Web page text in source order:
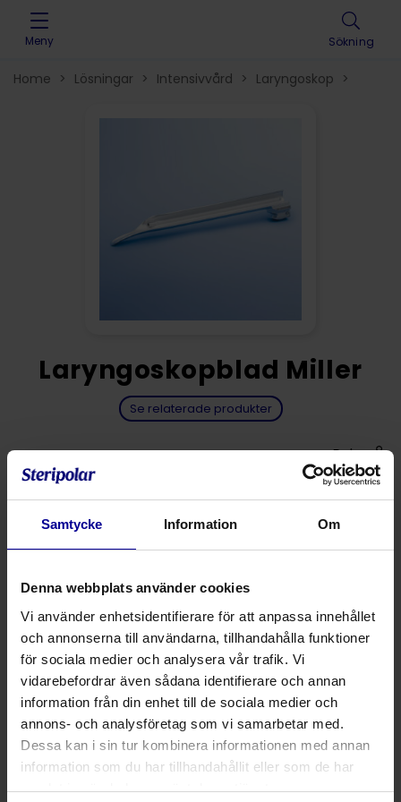
Samtycke Information Om
Denna webbplats använder cookies
Vi använder enhetsidentifierare för att anpassa innehållet
och annonserna till användarna, tillhandahålla funktioner
för sociala medier och analysera vår trafik. Vi
vidarebefordrar även sådana identifierare och annan
information från din enhet till de sociala medier och
annons- och analysföretag som vi samarbetar med.
Dessa kan i sin tur kombinera informationen med annan
information som du har tillhandahållit eller som de har
samlat in när du har använt deras tjänster.
Skip to content
Meny Sökning
Home > Lösningar > Intensivvård > Laryngoskop >
Steriliseringsbara
Raka
Med integrerad ljuskälla
Fiberoptik
Produktnummer Produktbeskrivning
Laryngoskopblad Miller
Se relaterade produkter
Dela